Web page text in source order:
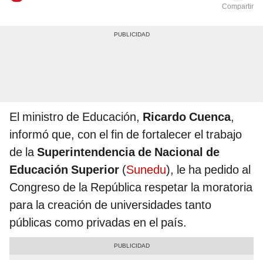
Compartir
El ministro de Educación, Ricardo Cuenca,
informó que, con el fin de fortalecer el trabajo
de laSuperintendencia de Nacional de
Educación Superior (Sunedu), le ha pedido al
Congreso de la República respetar la moratoria
para la creación de universidades tanto
públicas como privadas en el país.